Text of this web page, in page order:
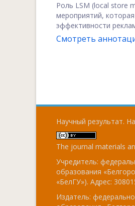
Роль LSM (local store
мероприятий,
эффективности
Смотреть
Научный результат.
The journal materials
Учредитель:
образования
«БелГУ»). Адрес:
Издатель: